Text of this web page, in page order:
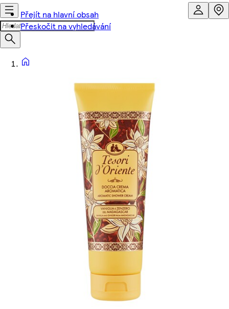
Přejít na hlavní obsah
Přeskočit na vyhledávání